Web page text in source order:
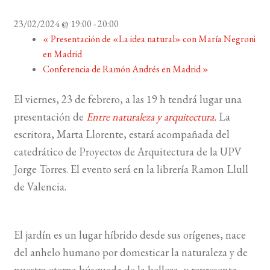
23/02/2024 @ 19:00-20:00
«Presentación de «La idea natural» con María Negroni
en Madrid
Conferencia de Ramón Andrés en Madrid»
El viernes, 23 de febrero, a las 19 h tendrá lugar una
presentación de Entre naturaleza y arquitectura. La
escritora, Marta Llorente, estará acompañada del
catedrático de Proyectos de Arquitectura de la UPV
Jorge Torres. El evento será en la librería Ramon Llull
de Valencia.
El jardín es un lugar híbrido desde sus orígenes, nace
del anhelo humano por domesticar la naturaleza y de